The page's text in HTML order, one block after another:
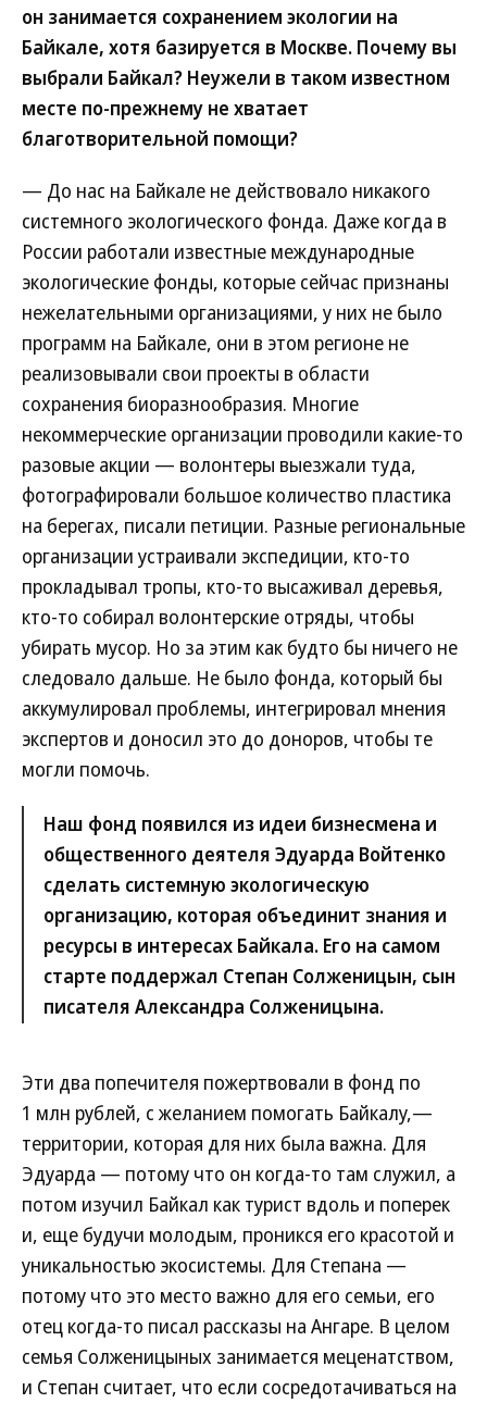
он занимается сохранением экологии на
Байкале, хотя базируется в Москве. Почему вы
выбрали Байкал? Неужели в таком известном
месте по-прежнему не хватает
благотворительной помощи?
— До нас на Байкале не действовало никакого
системного экологического фонда. Даже когда в
России работали известные международные
экологические фонды, которые сейчас признаны
нежелательными организациями, у них не было
программ на Байкале, они в этом регионе не
реализовывали свои проекты в области
сохранения биоразнообразия. Многие
некоммерческие организации проводили какие-то
разовые акции — волонтеры выезжали туда,
фотографировали большое количество пластика
на берегах, писали петиции. Разные региональные
организации устраивали экспедиции, кто-то
прокладывал тропы, кто-то высаживал деревья,
кто-то собирал волонтерские отряды, чтобы
убирать мусор. Но за этим как будто бы ничего не
следовало дальше. Не было фонда, который бы
аккумулировал проблемы, интегрировал мнения
экспертов и доносил это до доноров, чтобы те
могли помочь.
Наш фонд появился из идеи бизнесмена и
общественного деятеля Эдуарда Войтенко
сделать системную экологическую
организацию, которая объединит знания и
ресурсы в интересах Байкала. Его на самом
старте поддержал Степан Солженицын, сын
писателя Александра Солженицына.
Эти два попечителя пожертвовали в фонд по
1 млн рублей, с желанием помогать Байкалу,—
территории, которая для них была важна. Для
Эдуарда — потому что он когда-то там служил, а
потом изучил Байкал как турист вдоль и поперек
и, еще будучи молодым, проникся его красотой и
уникальностью экосистемы. Для Степана —
потому что это место важно для его семьи, его
отец когда-то писал рассказы на Ангаре. В целом
семья Солженицыных занимается меценатством,
и Степан считает, что если сосредотачиваться на